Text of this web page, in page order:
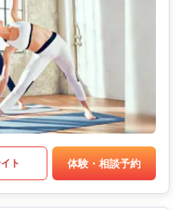
ト 体験・相談予約